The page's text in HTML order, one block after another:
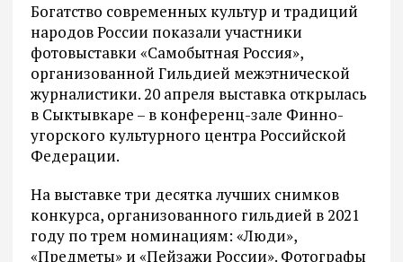
Богатство современных культур и традиций
народов России показали участники
фотовыставки «Самобытная Россия»,
организованной Гильдией межэтнической
журналистики. 20 апреля выставка открылась
в Сыктывкаре – в конференц-зале Финно-
угорского культурного центра Российской
Федерации.
На выставке три десятка лучших снимков
конкурса, организованного гильдией в 2021
году по трем номинациям: «Люди»,
«Предметы» и «Пейзажи России». Фотографы